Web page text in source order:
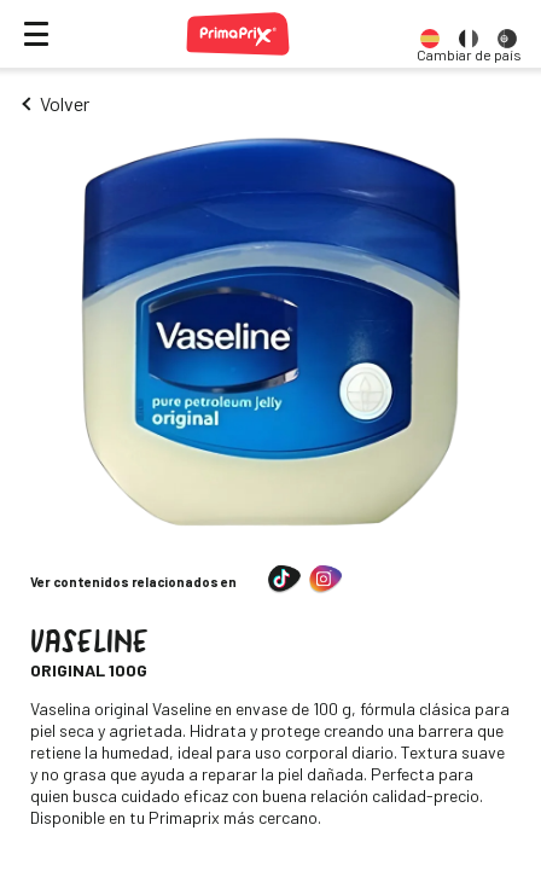
Cambiar de país
Volver
Ver contenidos relacionados en
VASELINE
ORIGINAL 100G
Descripción
Vaselina original Vaseline en envase de 100 g, fórmula clásica para
piel seca y agrietada. Hidrata y protege creando una barrera que
retiene la humedad, ideal para uso corporal diario. Textura suave
y no grasa que ayuda a reparar la piel dañada. Perfecta para
quien busca cuidado eficaz con buena relación calidad-precio.
Disponible en tu Primaprix más cercano.